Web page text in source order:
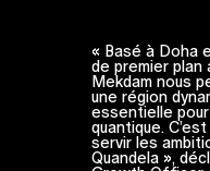
« Basé à Doha
de premier plan
Mekdam nous
une région
essentielle pour
quantique.
servir les
Quandela »,